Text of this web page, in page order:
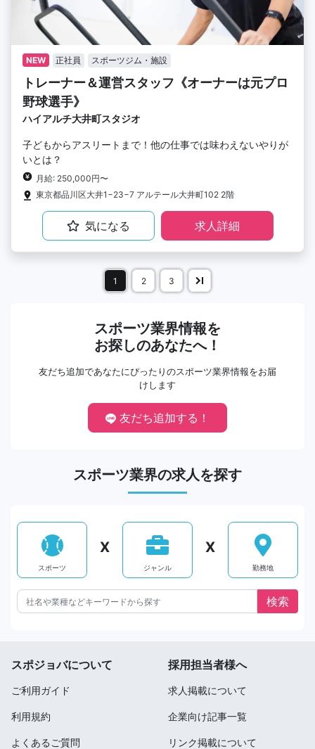
NEW 正社員 スポーツジム・施設
トレーナー＆運営スタッフ《オーナーは元プロ
野球選手》
ハイアルチ大井町スタジオ
子どもからアスリートまで！他の仕事では味わえないやりが
いとは？
月給: 250,000円〜
東京都品川区大井1−23−7 アルテール大井町102 2階
気になる 求人詳細
1 2 3
スポーツ業界情報を
お探しのあなたへ！
友だち追加であなたにぴったりのスポーツ業界情報をお届
けします
友だち追加する！
スポーツ業界の求人を探す
スポーツ
X
ジャンル
X
勤務地
スポジョバについて
ご利用ガイド
利用規約
よくあるご質問
採用担当者様へ
求人掲載について
企業向け記事一覧
リンク掲載について